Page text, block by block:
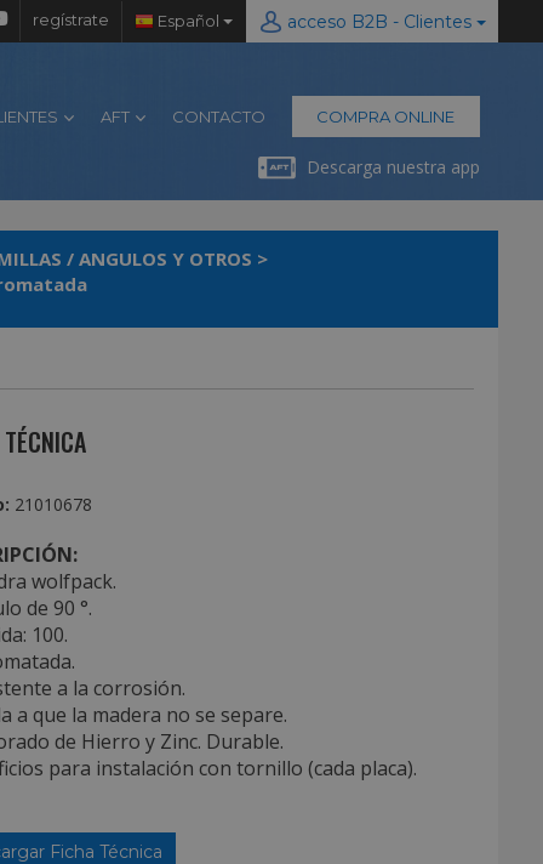
regístrate Español acceso B2B - Clientes
AFT CONTACTO COMPRA ONLINE
Descarga nuestra app
/ ANGULOS Y OTROS >
21010678
wolfpack.
de 90 °.
100.
a la corrosión.
a que la madera no se separe.
de Hierro y Zinc. Durable.
para instalación con tornillo (cada placa).
Ficha Técnica